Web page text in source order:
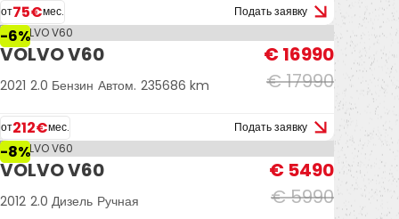
от75€мес. Подать заявку
-6%
VOLVO V60
€ 17990
€ 16990
2021 2.0 Бензин Автом. 235686 km
от212€мес. Подать заявку
-8%
VOLVO V60
€ 5990
€ 5490
2012 2.0 Дизель Ручная